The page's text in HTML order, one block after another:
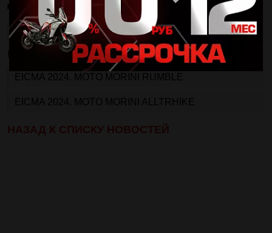
EICMA 2024 началась. Новинки MOTO MORINI
MOTO MORINI 3 1/2 SPORT. Обновленная легенда
EICMA 2024. MOTO MORINI RUMBLE
EICMA 2024. MOTO MORINI ALLTRHIKE